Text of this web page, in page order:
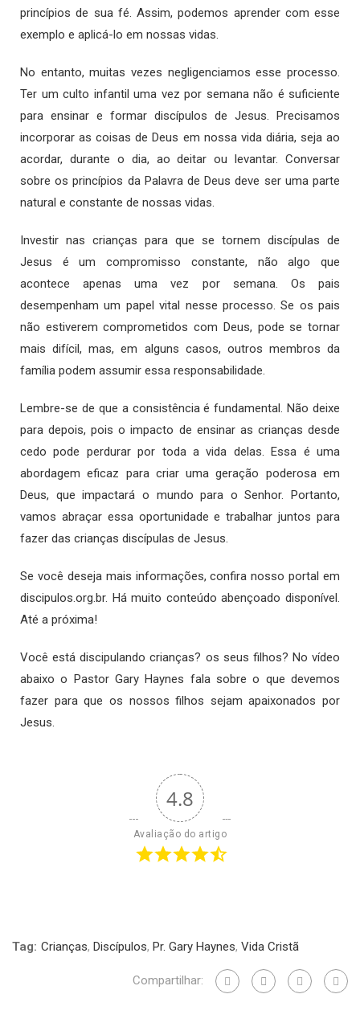
princípios de sua fé. Assim, podemos aprender com esse
exemplo e aplicá-lo em nossas vidas.
No entanto, muitas vezes negligenciamos esse processo.
Ter um culto infantil uma vez por semana não é suficiente
para ensinar e formar discípulos de Jesus. Precisamos
incorporar as coisas de Deus em nossa vida diária, seja ao
acordar, durante o dia, ao deitar ou levantar. Conversar
sobre os princípios da Palavra de Deus deve ser uma parte
natural e constante de nossas vidas.
Investir nas crianças para que se tornem discípulas de
Jesus é um compromisso constante, não algo que
acontece apenas uma vez por semana. Os pais
desempenham um papel vital nesse processo. Se os pais
não estiverem comprometidos com Deus, pode se tornar
mais difícil, mas, em alguns casos, outros membros da
família podem assumir essa responsabilidade.
Lembre-se de que a consistência é fundamental. Não deixe
para depois, pois o impacto de ensinar as crianças desde
cedo pode perdurar por toda a vida delas. Essa é uma
abordagem eficaz para criar uma geração poderosa em
Deus, que impactará o mundo para o Senhor. Portanto,
vamos abraçar essa oportunidade e trabalhar juntos para
fazer das crianças discípulas de Jesus.
Se você deseja mais informações, confira nosso portal em
discipulos.org.br. Há muito conteúdo abençoado disponível.
Até a próxima!
Você está discipulando crianças? os seus filhos? No vídeo
abaixo o Pastor Gary Haynes fala sobre o que devemos
fazer para que os nossos filhos sejam apaixonados por
Jesus.
4.8
Avaliação do artigo
Tag: Crianças, Discípulos, Pr. Gary Haynes, Vida Cristã
Compartilhar: